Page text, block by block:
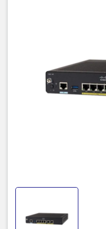
IP and IP
- Generic
Multipoint
- Cisco
- DNS Proxy